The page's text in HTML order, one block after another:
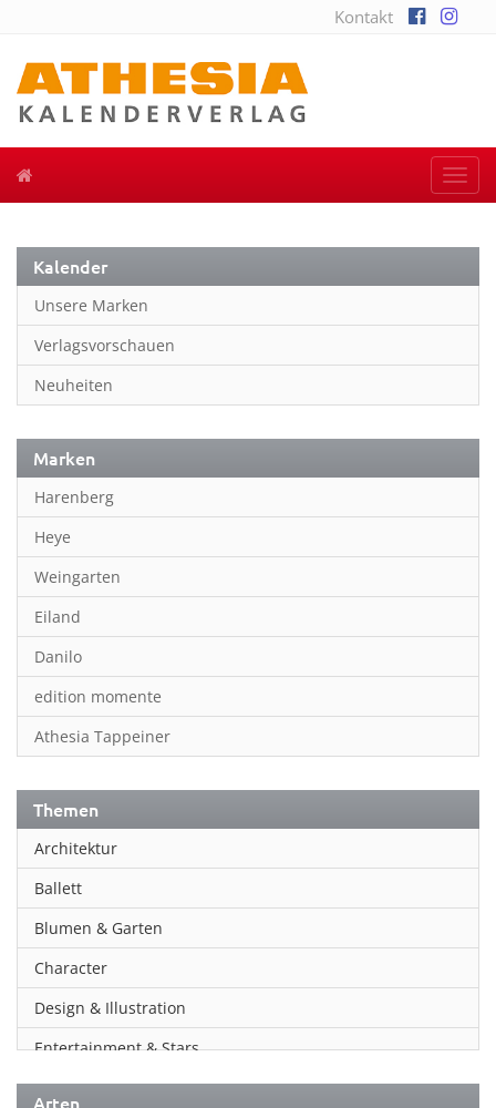
Kontakt
Kalender
Unsere Marken
Verlagsvorschauen
Neuheiten
Marken
Harenberg
Heye
Weingarten
Eiland
Danilo
edition momente
Athesia Tappeiner
Themen
Architektur
Ballett
Blumen & Garten
Character
Design & Illustration
Entertainment & Stars
Erotik
Arten